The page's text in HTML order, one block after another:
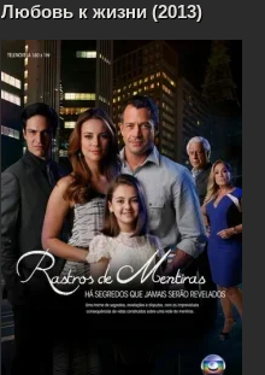
Любовь к жизни (2013)